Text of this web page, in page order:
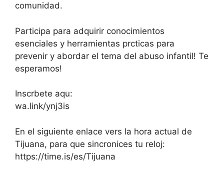
comunidad.
Participa para adquirir conocimientos
esenciales y herramientas prcticas para
prevenir y abordar el tema del abuso infantil! Te
esperamos!
Inscrbete aqu:
wa.link/ynj3is
En el siguiente enlace vers la hora actual de
Tijuana, para que sincronices tu reloj:
https://time.is/es/Tijuana